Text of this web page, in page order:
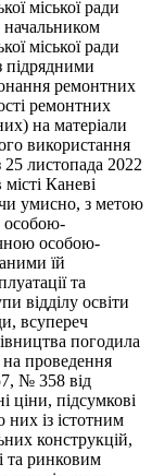
міської ради
начальником
міської ради
підрядними
ремонтних
ремонтних
на матеріали
використання
25 листопада 2022
Каневі
умисно, з метою
особою-
особою-
їй
та
відділу освіти
всупереч
погодила
проведення
№ 358 від
ціни, підсумкові
них із істотним
конструкцій,
та ринковим